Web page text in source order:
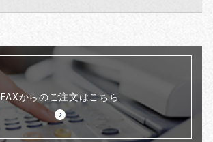
FAXからのご注文はこちら